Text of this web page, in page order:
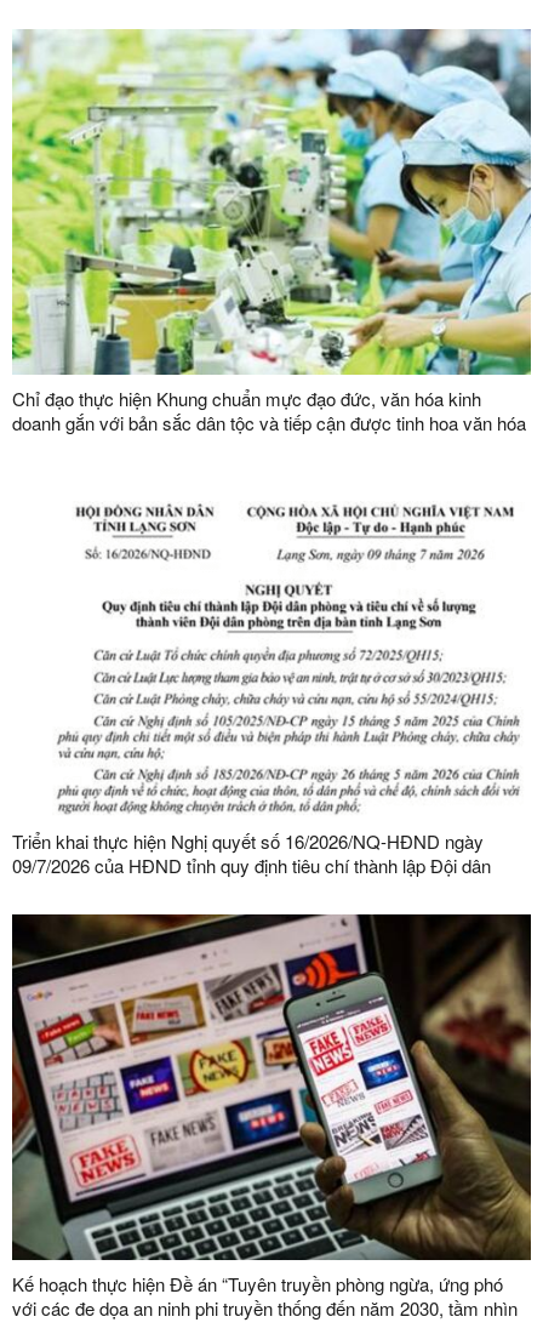
Chỉ đạo thực hiện Khung chuẩn mực đạo đức, văn hóa kinh
doanh gắn với bản sắc dân tộc và tiếp cận được tinh hoa văn hóa
Triển khai thực hiện Nghị quyết số 16/2026/NQ-HĐND ngày
09/7/2026 của HĐND tỉnh quy định tiêu chí thành lập Đội dân
bàn tỉnh
Kế hoạch thực hiện Đề án “Tuyên truyền phòng ngừa, ứng phó
với các đe dọa an ninh phi truyền thống đến năm 2030, tầm nhìn